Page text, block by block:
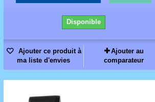
Disponible
Ajouter ce produit à
ma liste d'envies
Ajouter au
comparateur